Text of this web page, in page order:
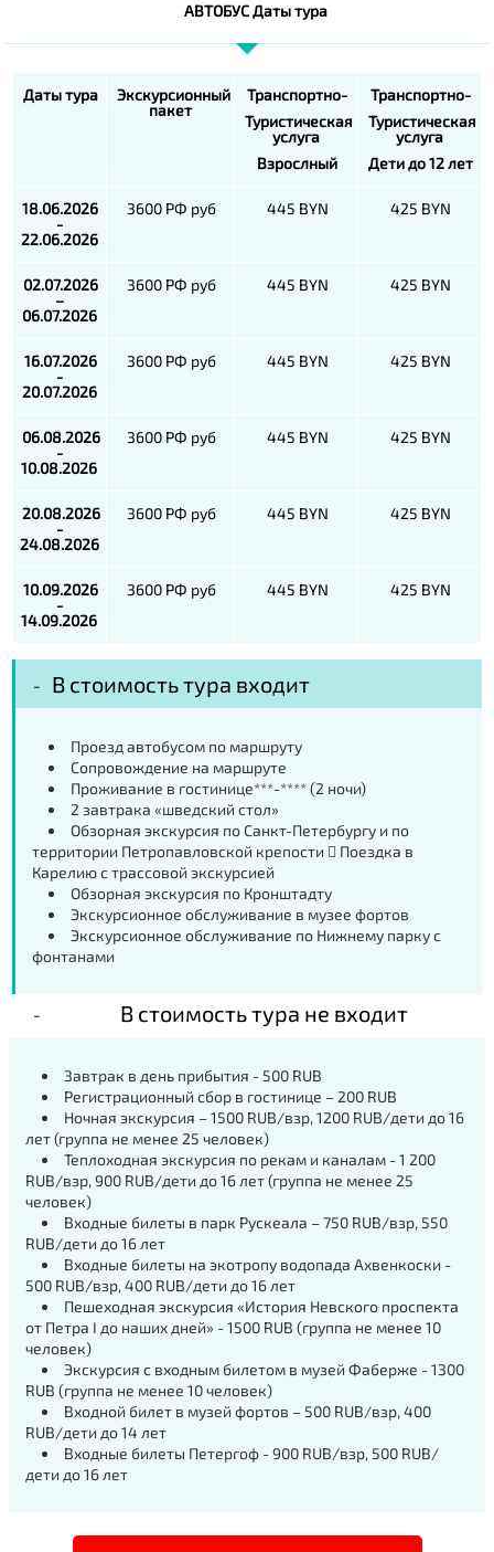
АВТОБУС Даты тура
Даты тура
Экскурсионный
пакет
Транспортно-
Туристическая
услуга
Взрослный
Транспортно-
Туристическая
услуга
Дети до 12 лет
18.06.2026
-
22.06.2026
3600 РФ руб 445 BYN 425 BYN
02.07.2026
–
06.07.2026
3600 РФ руб 445 BYN 425 BYN
16.07.2026
-
20.07.2026
3600 РФ руб 445 BYN 425 BYN
06.08.2026
-
10.08.2026
3600 РФ руб 445 BYN 425 BYN
20.08.2026
-
24.08.2026
3600 РФ руб 445 BYN 425 BYN
10.09.2026
-
14.09.2026
3600 РФ руб 445 BYN 425 BYN
В стоимость тура входит
Проезд автобусом по маршруту
Сопровождение на маршруте
Проживание в гостинице***-**** (2 ночи)
2 завтрака «шведский стол»
Обзорная экскурсия по Санкт-Петербургу и по
территории Петропавловской крепости  Поездка в
Карелию с трассовой экскурсией
Обзорная экскурсия по Кронштадту
Экскурсионное обслуживание в музее фортов
Экскурсионное обслуживание по Нижнему парку с
фонтанами
В стоимость тура не входит
Завтрак в день прибытия - 500 RUB
Регистрационный сбор в гостинице – 200 RUB
Ночная экскурсия – 1500 RUB/взр, 1200 RUB/дети до 16
лет (группа не менее 25 человек)
Теплоходная экскурсия по рекам и каналам - 1 200
RUB/взр, 900 RUB/дети до 16 лет (группа не менее 25
человек)
Входные билеты в парк Рускеала – 750 RUB/взр, 550
RUB/дети до 16 лет
Входные билеты на экотропу водопада Ахвенкоски -
500 RUB/взр, 400 RUB/дети до 16 лет
Пешеходная экскурсия «История Невского проспекта
от Петра I до наших дней» - 1500 RUB (группа не менее 10
человек)
Экскурсия с входным билетом в музей Фаберже - 1300
RUB (группа не менее 10 человек)
Входной билет в музей фортов – 500 RUB/взр, 400
RUB/дети до 14 лет
Входные билеты Петергоф - 900 RUB/взр, 500 RUB/
дети до 16 лет